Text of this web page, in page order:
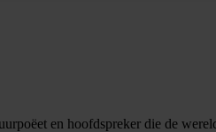
en hoofdspreker die de